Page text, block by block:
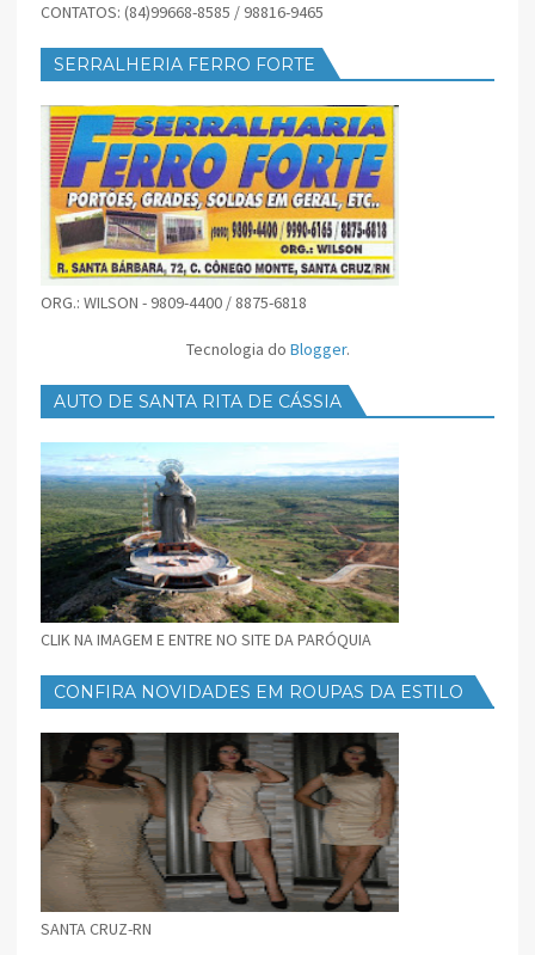
CONTATOS: (84)99668-8585 / 98816-9465
SERRALHERIA FERRO FORTE
ORG.: WILSON - 9809-4400 / 8875-6818
Tecnologia do Blogger.
AUTO DE SANTA RITA DE CÁSSIA
CLIK NA IMAGEM E ENTRE NO SITE DA PARÓQUIA
CONFIRA NOVIDADES EM ROUPAS DA ESTILO
SANTA CRUZ-RN